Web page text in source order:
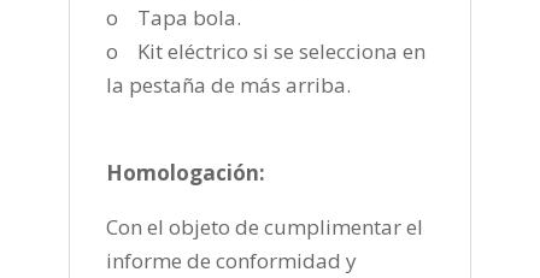
o Tapa bola.
o Kit eléctrico si se selecciona en
la pestaña de más arriba.
Homologación:
Con el objeto de cumplimentar el
informe de conformidad y